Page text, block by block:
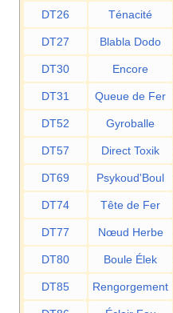
DT26 Ténacité
DT27 Blabla Dodo
DT30 Encore
DT31 Queue de Fer
DT52 Gyroballe
DT57 Direct Toxik
DT69 Psykoud'Boul
DT74 Tête de Fer
DT77 Nœud Herbe
DT80 Boule Élek
DT85 Rengorgement